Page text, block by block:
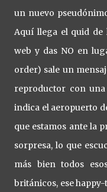
un nuevo
Aquí llega el quid de
web y das NO en
order) sale un
reproductor con
indica el aeropuerto
que estamos ante la
sorpresa, lo que
más bien todos
británicos, ese